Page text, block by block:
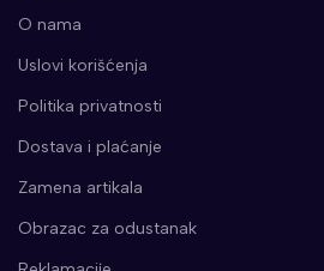
O nama
Uslovi korišćenja
Politika privatnosti
Dostava i plaćanje
Zamena artikala
Obrazac za odustanak